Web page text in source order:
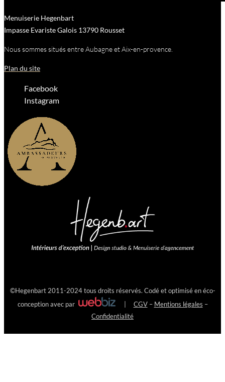
Menuiserie Hegenbart
Impasse Evariste Galois 13790 Rousset
Nous sommes situés entre Aubagne et Aix-en-provence.
Plan du site
Facebook
Instagram
©Hegenbart2011-2024 tous droits réservés. Codé et optimisé en éco-
conception avec par CGV– Mentions légales –
Confidentialité